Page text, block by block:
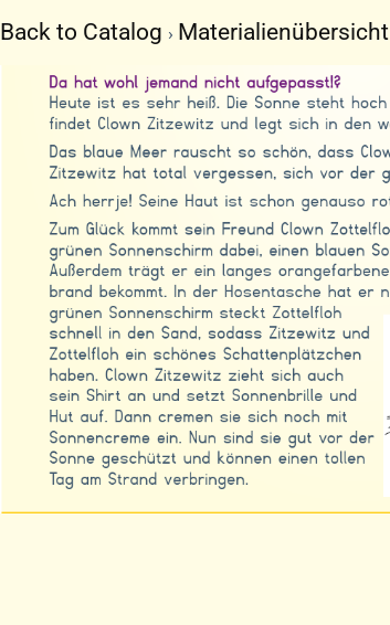
Inhalt
Back to Catalog Materialienübersicht